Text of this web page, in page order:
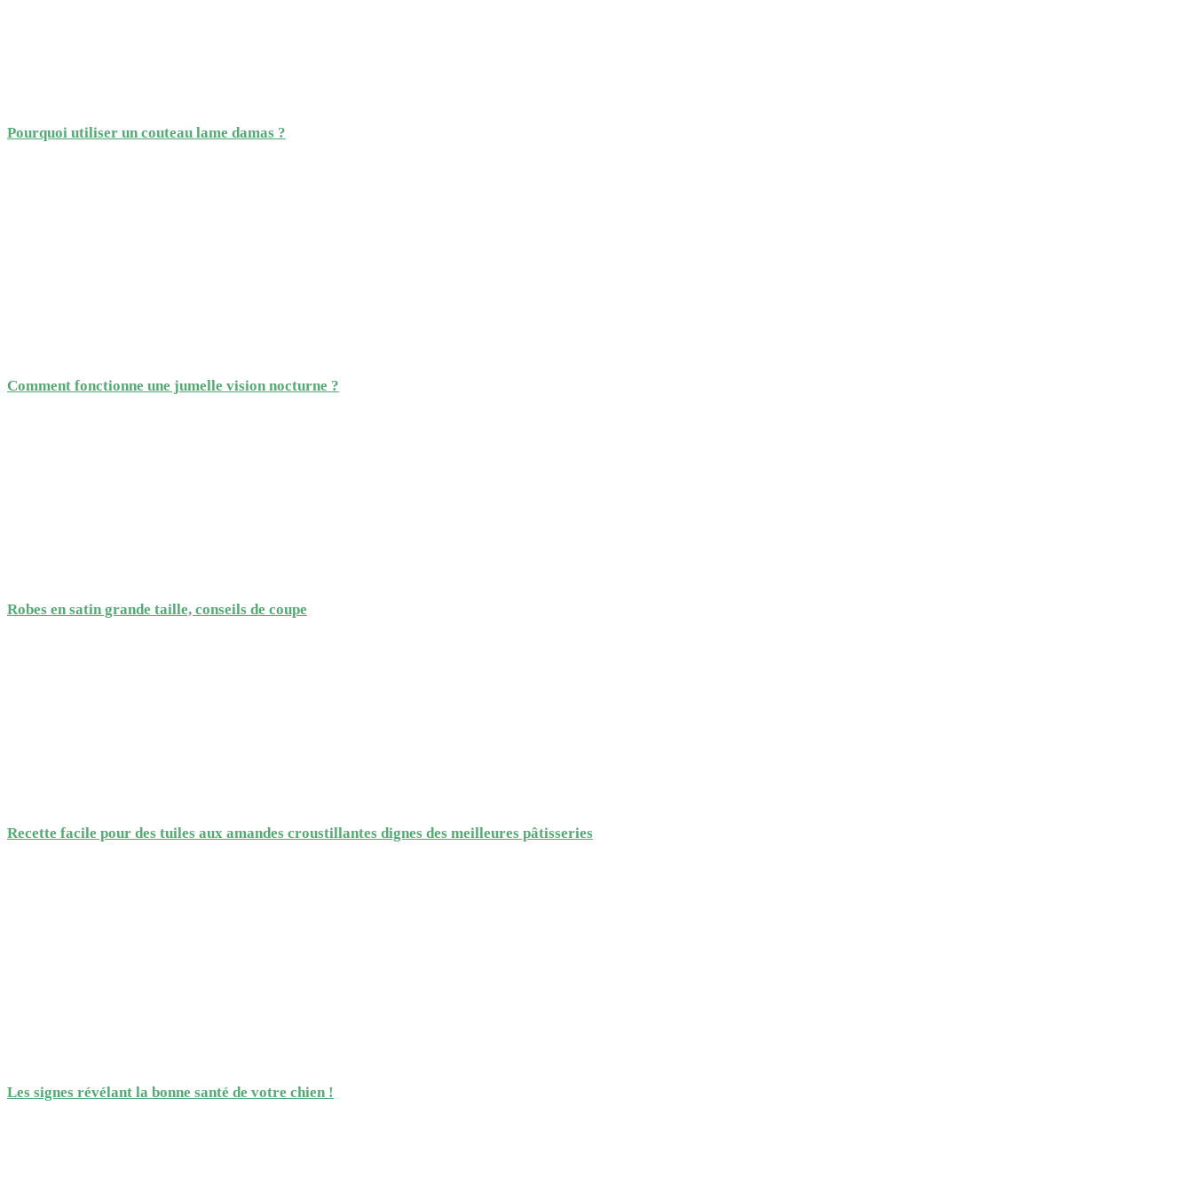
Pourquoi utiliser un couteau lame damas ?
Comment fonctionne une jumelle vision nocturne ?
Robes en satin grande taille, conseils de coupe
Recette facile pour des tuiles aux amandes croustillantes dignes des meilleures pâtisseries
Les signes révélant la bonne santé de votre chien !